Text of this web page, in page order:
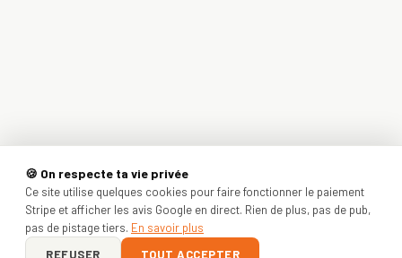
🍪 On respecte ta vie privée
Ce site utilise quelques cookies pour faire fonctionner le paiement
Stripe et afficher les avis Google en direct. Rien de plus, pas de pub,
pas de pistage tiers. En savoir plus
REFUSER
TOUT ACCEPTER